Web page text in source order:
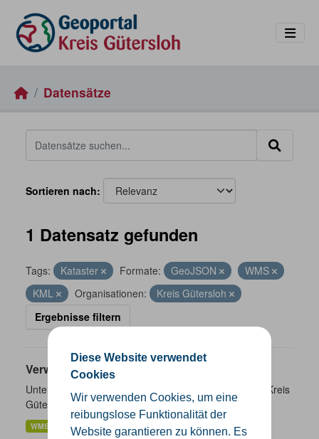
Diese Website verwendet
Cookies
Wir verwenden Cookies, um eine
reibungslose Funktionalität der
Website garantieren zu können. Es
Datensätze
Sortieren nach
1 Datensatz gefunden
Tags: Kataster Formate: GeoJSON
WMS
KML
Organisationen:
Kreis Gütersloh
Ergebnisse filtern
Verwaltungsgrenzen
Unterschiedliche Ebenen der Verwaltungsgrenzen im Kreis
Gütersloh
WMS SHP GeoJSON KML